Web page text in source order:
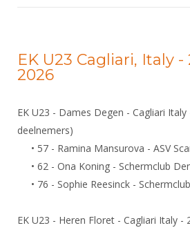
EK U23 Cagliari, Italy -
2026
EK U23 - Dames Degen - Cagliari
deelnemers)
• 57 - Ramina Mansurova - ASV
• 62 - Ona Koning - Schermclub
• 76 - Sophie Reesinck -
EK U23 - Heren Floret - Cagliari Italy -